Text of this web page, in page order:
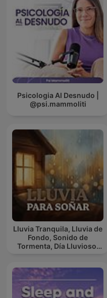
Psicologia Al Desnudo |
@psi.mammoliti
Lluvia Tranquila, Lluvia de
Fondo, Sonido de
Tormenta, Día Lluvioso,